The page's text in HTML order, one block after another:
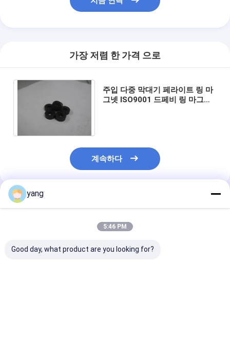
가장 저렴 한 가격 으로
주입 다중 막대기 페라이트 링 마
그넷 ISO9001 드페비 링 마그네
계속하다
추천된 제품
yang
5:46 PM
Good day, what product are you looking for?